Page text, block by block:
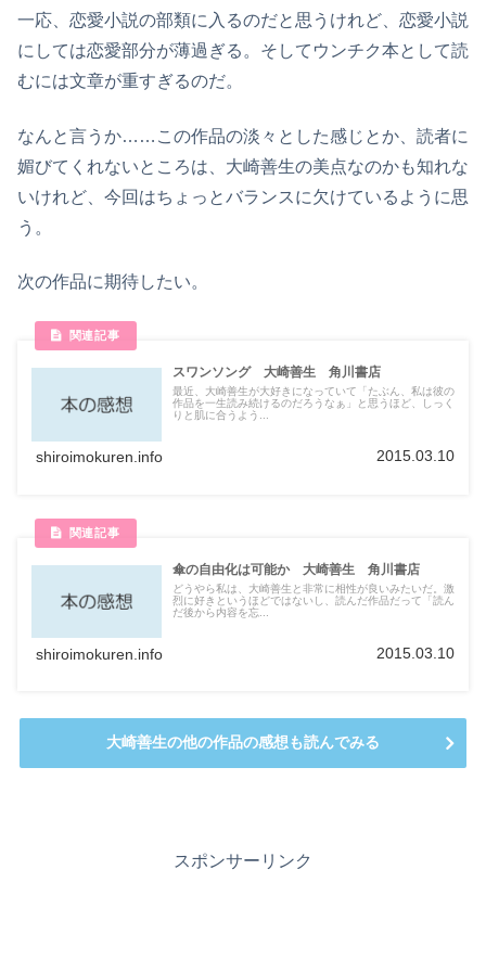
一応、恋愛小説の部類に入るのだと思うけれど、恋愛小説
にしては恋愛部分が薄過ぎる。そしてウンチク本として読
むには文章が重すぎるのだ。
なんと言うか……この作品の淡々とした感じとか、読者に
媚びてくれないところは、大崎善生の美点なのかも知れな
いけれど、今回はちょっとバランスに欠けているように思
う。
次の作品に期待したい。
スワンソング 大崎善生 角川書店
最近、大崎善生が大好きになっていて「たぶん、私は彼の
作品を一生読み続けるのだろうなぁ」と思うほど、しっく
りと肌に合うよう...
shiroimokuren.info 2015.03.10
傘の自由化は可能か 大崎善生 角川書店
どうやら私は、大崎善生と非常に相性が良いみたいだ。激
烈に好きというほどではないし、読んだ作品だって「読ん
だ後から内容を忘...
shiroimokuren.info 2015.03.10
大崎善生の他の作品の感想も読んでみる
スポンサーリンク